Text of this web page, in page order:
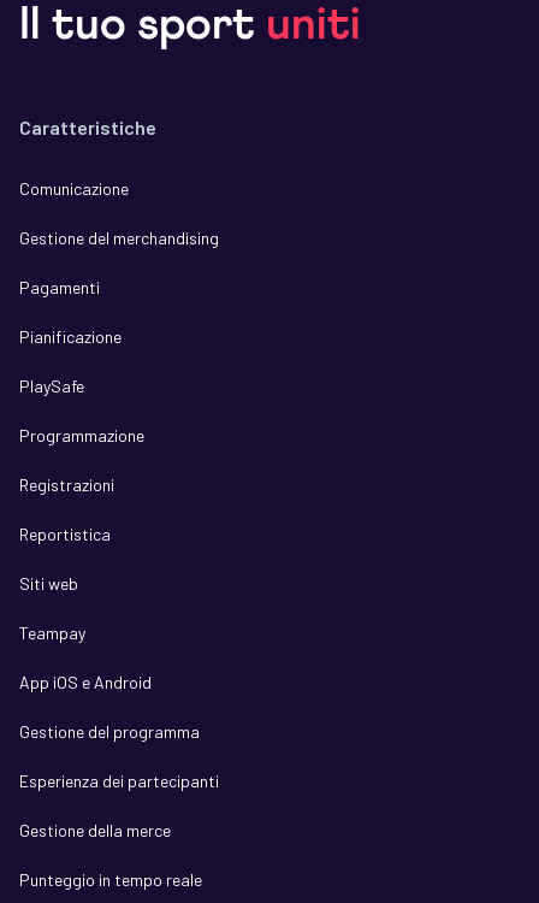
Il tuo sport uniti
Caratteristiche
Comunicazione
Gestione del merchandising
Pagamenti
Pianificazione
PlaySafe
Programmazione
Registrazioni
Reportistica
Siti web
Teampay
App iOS e Android
Gestione del programma
Esperienza dei partecipanti
Gestione della merce
Punteggio in tempo reale